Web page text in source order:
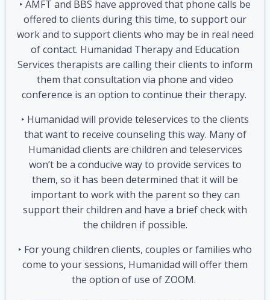
‣ AMFT and BBS have approved that phone calls be
offered to clients during this time, to support our
work and to support clients who may be in real need
of contact. Humanidad Therapy and Education
Services therapists are calling their clients to inform
them that consultation via phone and video
conference is an option to continue their therapy.
‣ Humanidad will provide teleservices to the clients
that want to receive counseling this way. Many of
Humanidad clients are children and teleservices
won’t be a conducive way to provide services to
them, so it has been determined that it will be
important to work with the parent so they can
support their children and have a brief check with
the children if possible.
‣ For young children clients, couples or families who
come to your sessions, Humanidad will offer them
the option of use of ZOOM.